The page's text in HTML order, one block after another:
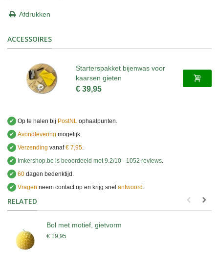
Afdrukken
ACCESSOIRES
Starterspakket bijenwas voor
kaarsen gieten
€ 39,95
✔ Op te halen bij PostNL ophaalpunten.
✔ Avondlevering mogelijk.
✔ Verzending vanaf€ 7,95.
✔
Imkershop.be is beoordeeld met9.2/10 - 1052 reviews.
✔ 60 dagen bedenktijd.
✔ Vragen neem contact op en krijg snel antwoord .
RELATED
Bol met motief, gietvorm
€ 19,95